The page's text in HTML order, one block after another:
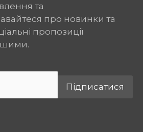
та
про новинки та
пропозиції
Підписатися